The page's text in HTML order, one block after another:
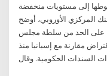
إلى مستويات منخفضة
المركزي الأوروبي، أوضح
على الحد من سلطة مجلس
مقارنة مع إسبانيا منذ